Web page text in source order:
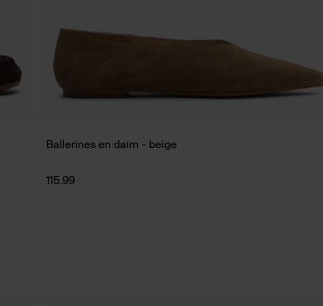
Ballerines en daim - beige
115.99